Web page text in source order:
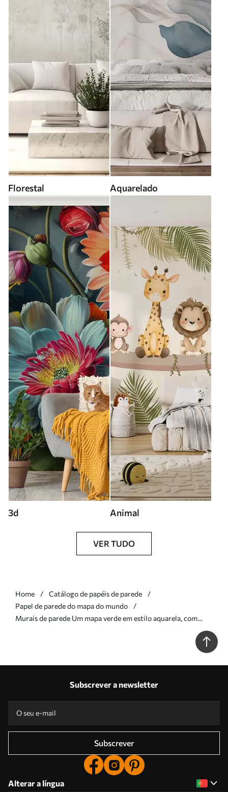
Florestal Aquarelado
3d Animal
VER TUDO
Home
Catálogo de papéis de parede
Papel de parede do mapa do mundo
Murais de parede Um mapa verde em estilo aquarela, com
Subscrever a newsletter
Subscrever
Alterar a língua